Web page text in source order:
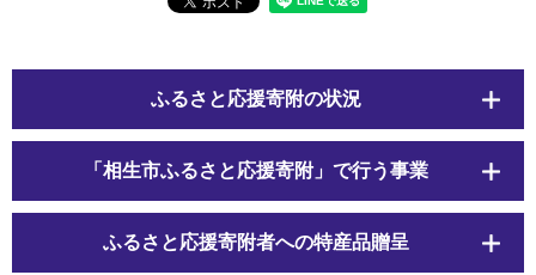
ふるさと応援寄附の状況
「相生市ふるさと応援寄附」で行う事業
ふるさと応援寄附者への特産品贈呈